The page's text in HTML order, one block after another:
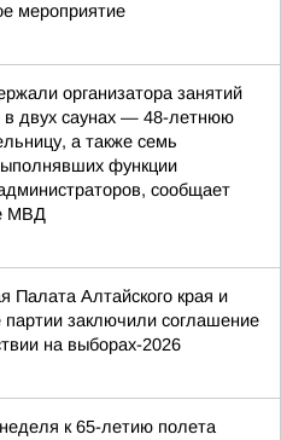
мероприятие
организатора занятий
в двух саунах — 48-летнюю
а также семь
функции
сообщает
МВД
Палата Алтайского края и
партии заключили соглашение
на выборах-2026
к 65-летию полета